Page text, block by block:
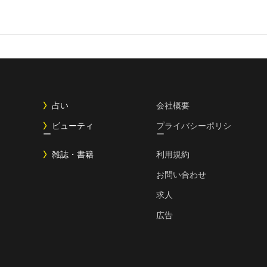
占い
ビューティ
ー
雑誌・書籍
会社概要
プライバシーポリシ
ー
利用規約
お問い合わせ
求人
広告